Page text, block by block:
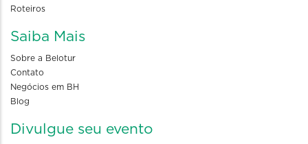
Roteiros
Saiba Mais
Sobre a Belotur
Contato
Negócios em BH
Blog
Divulgue seu evento